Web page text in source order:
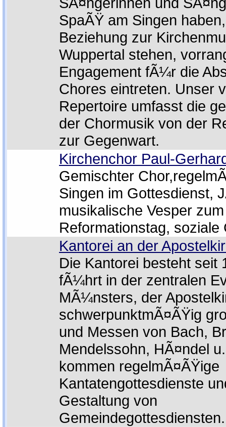
SpaÃŸ am Singen
Beziehung zur
Wuppertal stehen,
Engagement fÃ¼r die
Chores eintreten. Unser
Repertoire umfasst die
der Chormusik von der
zur Gegenwart.
Kirchenchor Paul-
Gemischter
Singen im Gottesdienst,
musikalische Vesper zum
Reformationstag, soziale
Kantorei an der
Die Kantorei besteht seit
fÃ¼hrt in der zentralen
MÃ¼nsters, der
schwerpunktmÃ¤ÃŸig
und Messen von Bach,
Mendelssohn, HÃ¤ndel
kommen regelmÃ¤ÃŸige
Kantatengottesdienste
Gestaltung von
Gemeindegottesdiensten.